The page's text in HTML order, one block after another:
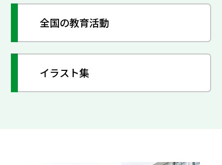
全国の教育活動
イラスト集